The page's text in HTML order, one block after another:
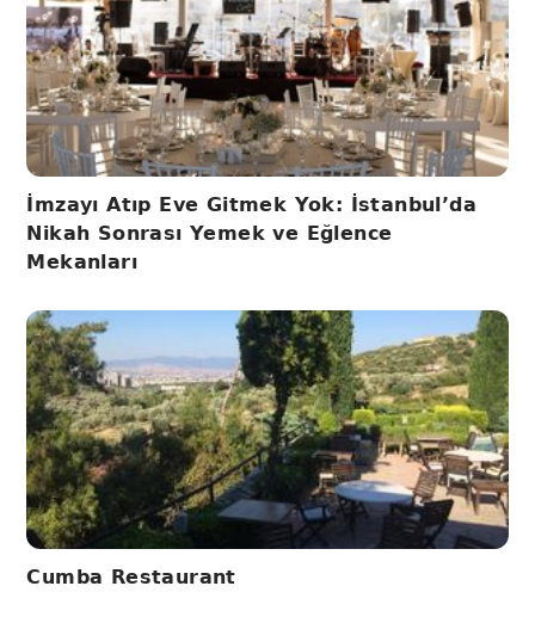
İmzayı Atıp Eve Gitmek Yok: İstanbul’da
Nikah Sonrası Yemek ve Eğlence
Mekanları
Cumba Restaurant